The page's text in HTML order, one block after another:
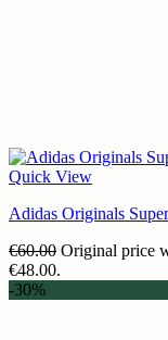
Quick View
Adidas Originals
€60.00 Original price
€48.00.
-30%